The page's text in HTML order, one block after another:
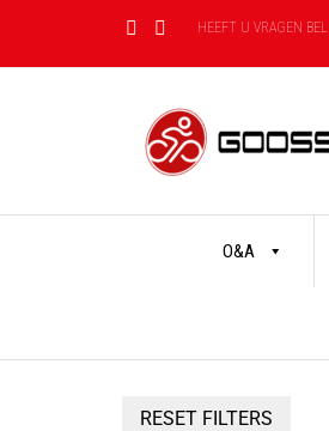
HEEFT U VRAGEN BEL
O&A
RESET FILTERS